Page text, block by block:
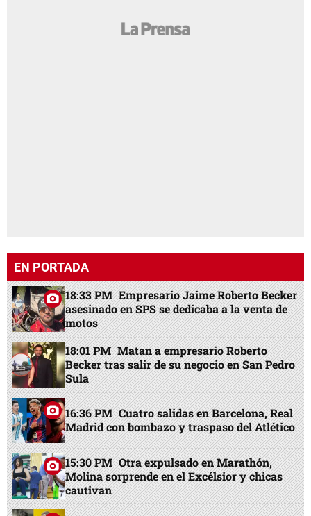
EN PORTADA
18:33 PM Empresario Jaime Roberto Becker
asesinado en SPS se dedicaba a la venta de
motos
18:01 PM Matan a empresario Roberto
Becker tras salir de su negocio en San Pedro
Sula
16:36 PM Cuatro salidas en Barcelona, Real
Madrid con bombazo y traspaso del Atlético
15:30 PM Otra expulsado en Marathón,
Molina sorprende en el Excélsior y chicas
cautivan